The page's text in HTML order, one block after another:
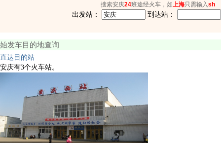
搜索安庆24班途经火车，如 上海只需输入 sh
出发站： 到达站：
始发车目的地查询
直达目的站
安庆有3个火车站。